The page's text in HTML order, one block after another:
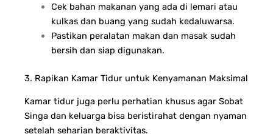
Cek bahan makanan yang ada di lemari atau
kulkas dan buang yang sudah kedaluwarsa.
Pastikan peralatan makan dan masak sudah
bersih dan siap digunakan.
3. Rapikan Kamar Tidur untuk Kenyamanan Maksimal
Kamar tidur juga perlu perhatian khusus agar Sobat
Singa dan keluarga bisa beristirahat dengan nyaman
setelah seharian beraktivitas.